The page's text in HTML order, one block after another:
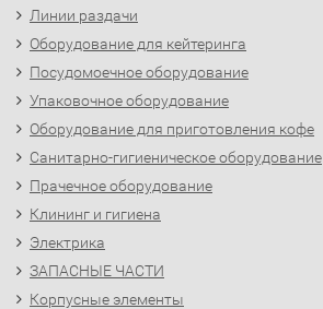
Линии раздачи
Оборудование для кейтеринга
Посудомоечное оборудование
Упаковочное оборудование
Оборудование для приготовления кофе
Санитарно-гигиеническое оборудование
Прачечное оборудование
Клининг и гигиена
Электрика
ЗАПАСНЫЕ ЧАСТИ
Корпусные элементы